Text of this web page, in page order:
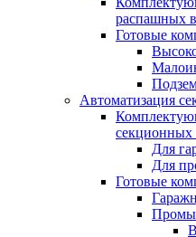
распашных
Готовые
Автоматизация
секционных
Для
Для
Готовые